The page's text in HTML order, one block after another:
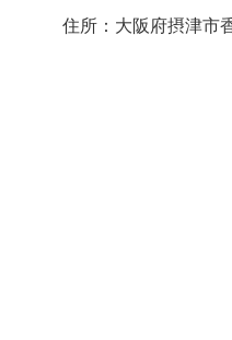
住所：大阪府摂津市